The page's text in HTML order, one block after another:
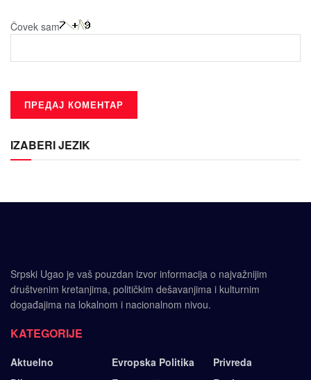
Čovek sam
IZABERI JEZIK
Srpski Ugao je vaš pouzdan izvor informacija o najvažnijim
društvenim kretanjima, političkim dešavanjima i kulturnim
događajima na lokalnom i nacionalnom nivou.
KATEGORIJE
Aktuelno
Evropska Politika
Privreda